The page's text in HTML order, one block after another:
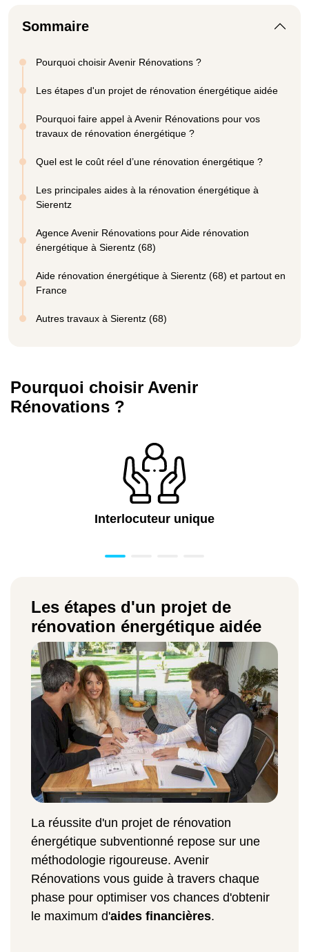
Sommaire
Pourquoi choisir Avenir Rénovations ?
Les étapes d'un projet de rénovation énergétique aidée
Pourquoi faire appel à Avenir Rénovations pour vos
travaux de rénovation énergétique ?
Quel est le coût réel d’une rénovation énergétique ?
Les principales aides à la rénovation énergétique à
Sierentz
Agence Avenir Rénovations pour Aide rénovation
énergétique à Sierentz (68)
Aide rénovation énergétique à Sierentz (68) et partout en
France
Autres travaux à Sierentz (68)
Pourquoi choisir Avenir
Rénovations ?
Interlocuteur unique
Les étapes d'un projet de
rénovation énergétique aidée
La réussite d'un projet de rénovation
énergétique subventionné repose sur une
méthodologie rigoureuse. Avenir
Rénovations vous guide à travers chaque
phase pour optimiser vos chances d'obtenir
le maximum d'aides financières.